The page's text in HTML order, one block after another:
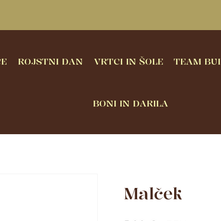
ROJSTNI DAN VRTCI IN ŠOLE TEAM
BONI IN DARILA
Malček